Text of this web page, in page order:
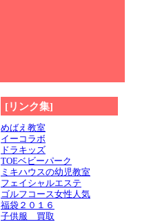
[リンク集]
めばえ教室
イーコラボ
ドラキッズ
TOEベビーパーク
ミキハウスの幼児教室
フェイシャルエステ
ゴルフコース女性人気
福袋２０１６
子供服 買取